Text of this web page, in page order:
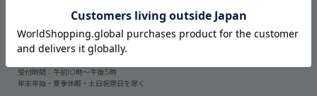
オンラインストアでのご購入に関するお問い合わせ
03-6809-2611
受付時間：午前10時～午後5時
年末年始・夏季休暇・土日祝祭日を除く